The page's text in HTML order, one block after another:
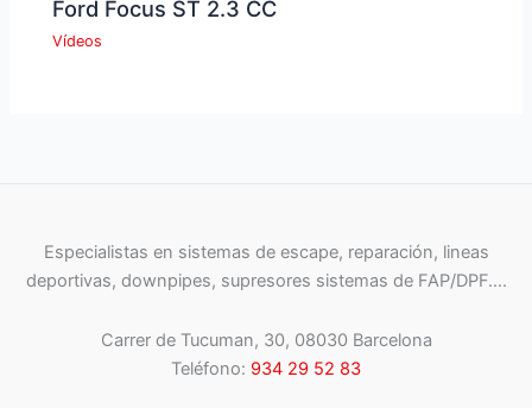
Ford Focus ST 2.3 CC
Vídeos
Especialistas en sistemas de escape, reparación, lineas
deportivas, downpipes, supresores sistemas de FAP/DPF….
Carrer de Tucuman, 30, 08030 Barcelona
Teléfono: 934 29 52 83